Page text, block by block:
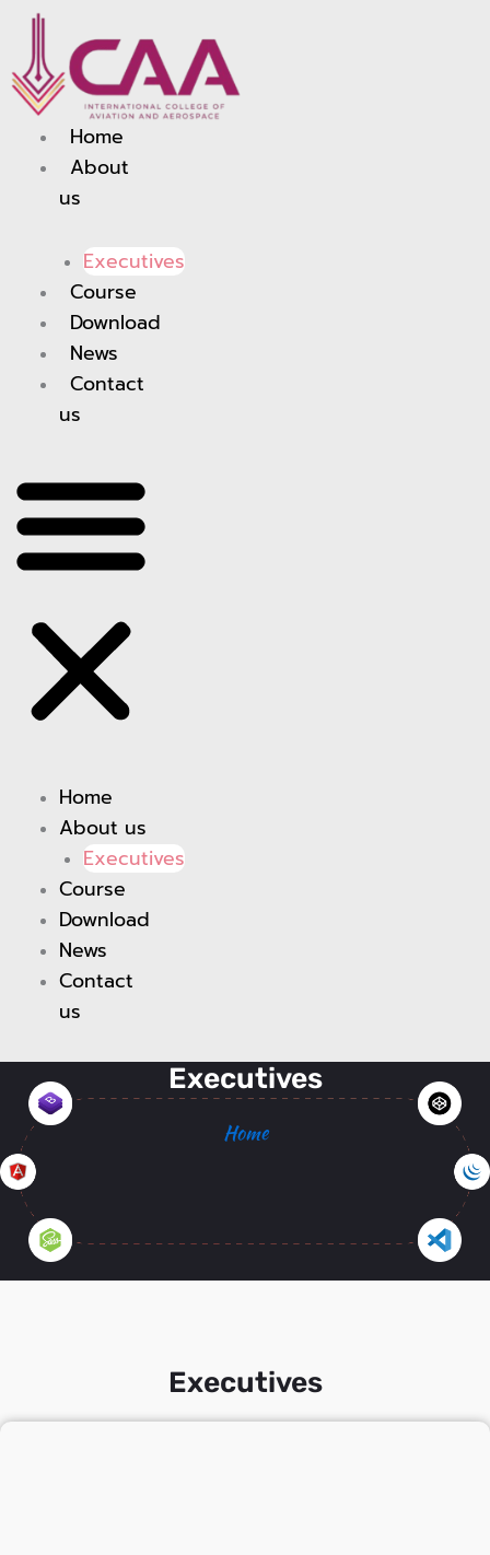
content
Home
About
us
Executives
Course
Download
News
Contact
us
Home
About us
Executives
Course
Download
News
Contact
us
Executives
Home
Executives